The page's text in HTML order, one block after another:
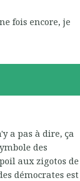
fois encore, je
a pas à dire, ça
des
aux zigotos de
démocrates est